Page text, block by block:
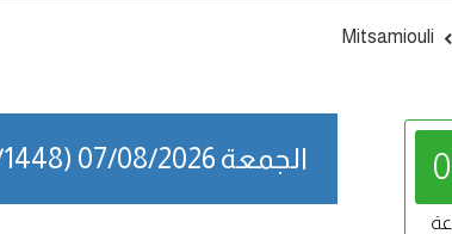
Mitsamiouli
الجمعة 07/08/2026 (22/2/1448هـ)